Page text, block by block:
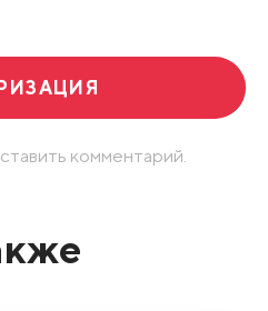
комментарий.